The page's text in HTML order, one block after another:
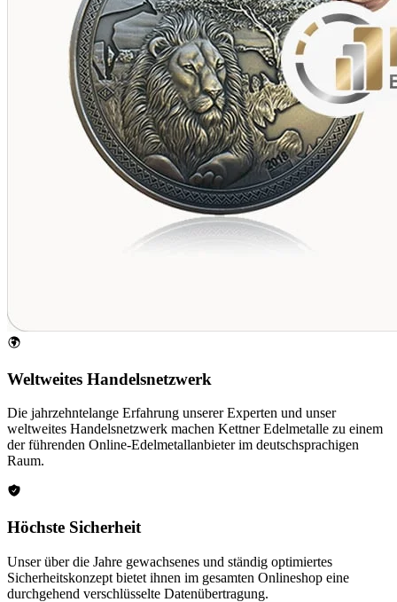
Weltweites Handelsnetzwerk
Die jahrzehntelange Erfahrung unserer Experten und unser
weltweites Handelsnetzwerk machen Kettner Edelmetalle zu einem
der führenden Online-Edelmetallanbieter im deutschsprachigen
Raum.
Höchste Sicherheit
Unser über die Jahre gewachsenes und ständig optimiertes
Sicherheitskonzept bietet ihnen im gesamten Onlineshop eine
durchgehend verschlüsselte Datenübertragung.